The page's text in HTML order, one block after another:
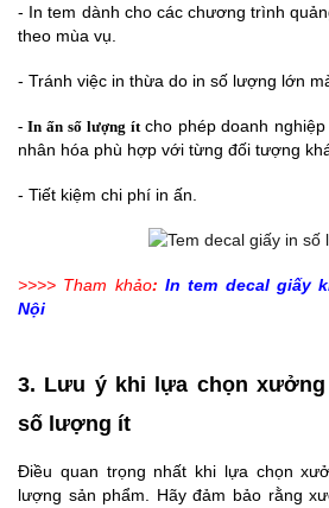
- In tem dành cho các chương trình
theo mùa vụ.
- Tránh việc in thừa do in số lượng lớn
- In ấn số lượng ít cho phép doanh
nhân hóa phù hợp với từng đối tượng
- Tiết kiệm chi phí in ấn.
>>>> Tham khảo:In tem decal giấy
Nội
3. Lưu ý khi lựa chọn
số lượng ít
Điều quan trọng nhất khi lựa chọn
lượng sản phẩm. Hãy đảm bảo rằng